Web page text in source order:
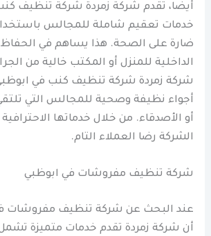
أيضًا، تقدم شركة زمردة شركة تنظيف
خدمات تعقيم شاملة للمجالس
ضارة على الصحة. هذا يساهم في الحفاظ
الداخلية للمنزل أو المكتب خالية من
شركة زمردة شركة تنظيف كنب في
أجواء نظيفة وصحية للمجالس التي
أو الأصدقاء. من خلال خدماتها
الشركة رضا العملاء التام.
شركة تنظيف مفروشات في ابوظبي
عند البحث عن شركة تنظيف مفروشات
أن شركة زمردة تقدم خدمات متميزة